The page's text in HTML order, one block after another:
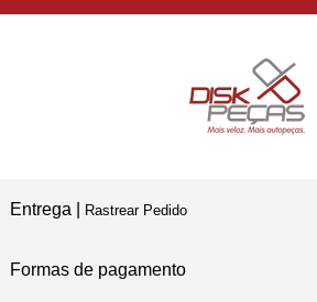
Em Nossas Lojas Físicas
Entrega | Rastrear Pedido
Formas de pagamento